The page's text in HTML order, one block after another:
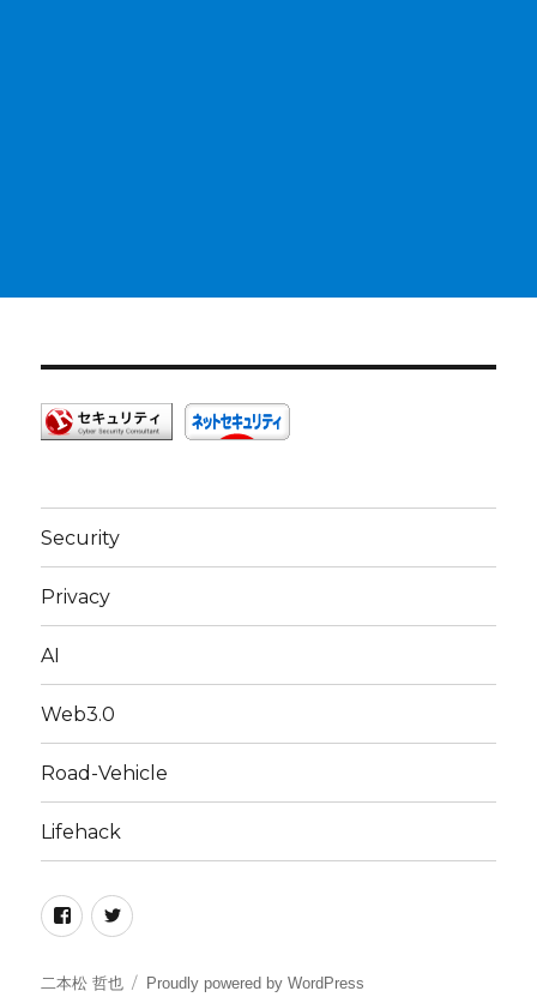
Security
Privacy
AI
Web3.0
Road-Vehicle
Lifehack
FacebookTwitter
二本松 哲也 Proudly powered by WordPress